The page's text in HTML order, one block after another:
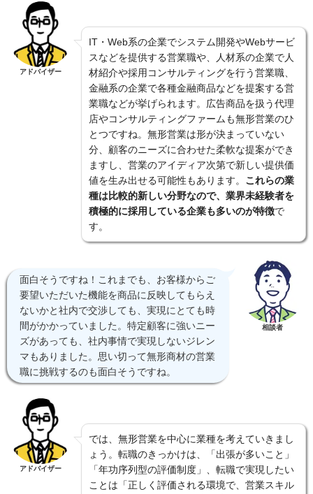
アドバイザー
IT・Web系の企業でシステム開発やWebサービ
スなどを提供する営業職や、人材系の企業で人
材紹介や採用コンサルティングを行う営業職、
金融系の企業で各種金融商品などを提案する営
業職などが挙げられます。広告商品を扱う代理
店やコンサルティングファームも無形営業のひ
とつですね。無形営業は形が決まっていない
分、顧客のニーズに合わせた柔軟な提案ができ
ますし、営業のアイディア次第で新しい提供価
値を生み出せる可能性もあります。 これらの業
種は比較的新しい分野なので、業界未経験者を
積極的に採用している企業も多いのが特徴で
す。
面白そうですね！これまでも、お客様からご
要望いただいた機能を商品に反映してもらえ
ないかと社内で交渉しても、実現にとても時
間がかかっていました。特定顧客に強いニー
ズがあっても、社内事情で実現しないジレン
マもありました。思い切って無形商材の営業
職に挑戦するのも面白そうですね。
相談者
アドバイザー
では、無形営業を中心に業種を考えていきまし
ょう。転職のきっかけは、「出張が多いこと」
「年功序列型の評価制度」、転職で実現したい
ことは「正しく評価される環境で、営業スキル